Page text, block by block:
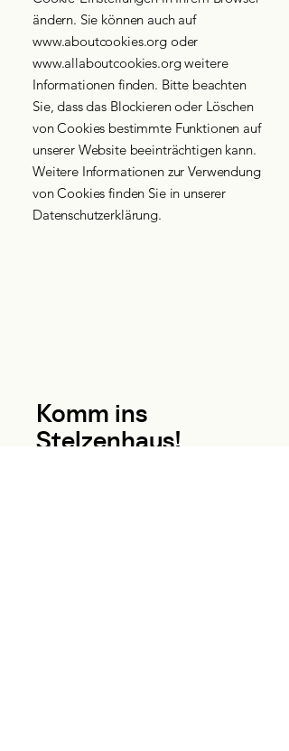
ändern. Sie können auch auf
www.aboutcookies.org oder
www.allaboutcookies.orgweitere
Informationen finden. Bitte beachten
Sie, dass das Blockieren oder Löschen
von Cookies bestimmte Funktionen auf
unserer Website beeinträchtigen kann.
Weitere Informationen zur Verwendung
von Cookies finden Sie in unserer
Datenschutzerklärung.
Komm ins
Stelzenhaus!